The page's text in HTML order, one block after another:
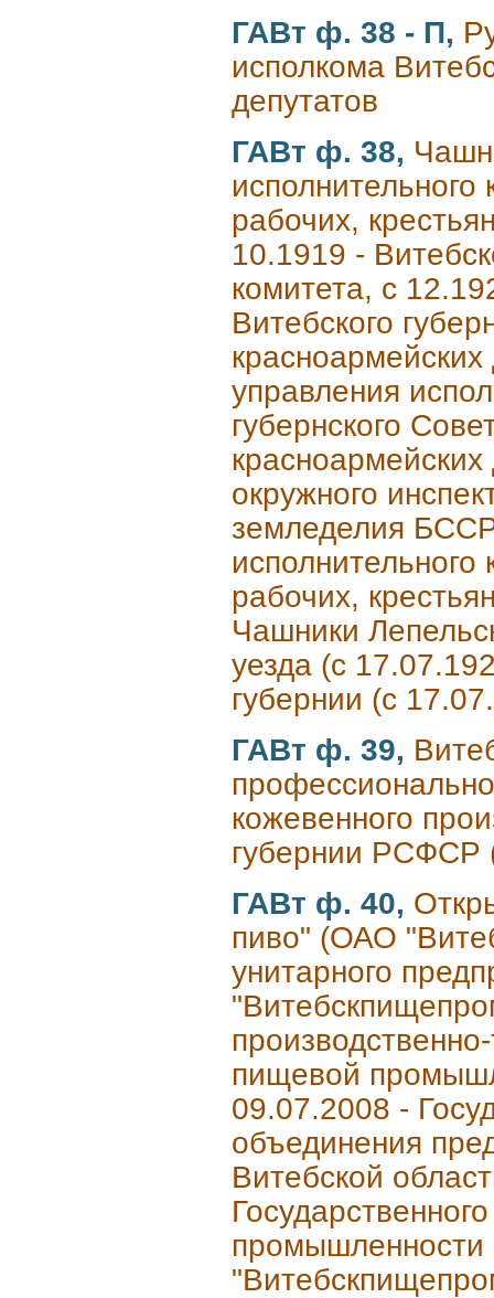
ГАВт ф. 38 - П,
исполкома
депутатов
ГАВт ф. 38,
исполнительного
рабочих,
10.1919 -
комитета, с
Витебского
управления
губернского
окружного
земледелия
исполнительного
рабочих,
Чашники
уезда (с
губернии (с
ГАВт ф. 39,
кожевенного
губернии РСФСР
ГАВт ф. 40,
пиво" (ОАО
унитарного
пищевой
09.07.2008 -
объединения
Витебской
промышленности